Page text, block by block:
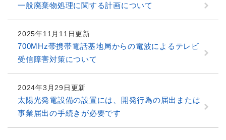
一般廃棄物処理に関する計画について
2025年11月11日更新
700MHz帯携帯電話基地局からの電波によるテレビ
受信障害対策について
2024年3月29日更新
太陽光発電設備の設置には、開発行為の届出または
事業届出の手続きが必要です